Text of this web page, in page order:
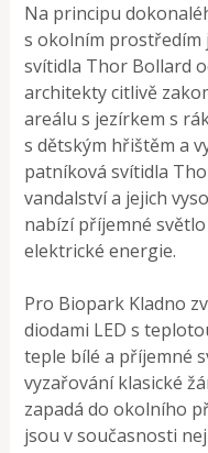
Na principu
s okolním prostředím
svítidla Thor Bollard
architekty citlivě
areálu s jezírkem s
s dětským hřištěm a
patníková svítidla
vandalství a jejich
nabízí příjemné
elektrické energie.
Pro Biopark Kladno
diodami LED s
teple bílé a příjemné
vyzařování klasické
zapadá do okolního
jsou v současnosti